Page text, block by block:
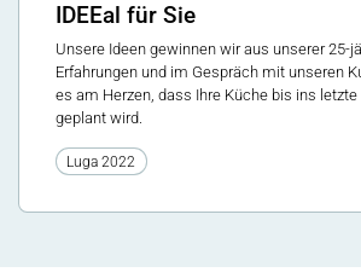
IDEEal für Sie
Unsere Ideen gewinnen wir aus unserer 25-
Erfahrungen und im Gespräch mit unseren
es am Herzen, dass Ihre Küche bis ins letzte
geplant wird.
Luga 2022